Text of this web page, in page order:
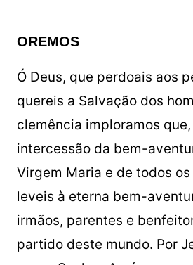
OREMOS
Ó Deus, que perdoais aos
quereis a Salvação dos
clemência imploramos
intercessão da bem-
Virgem Maria e de todos
leveis à eterna bem-
irmãos, parentes e
partido deste mundo. Por